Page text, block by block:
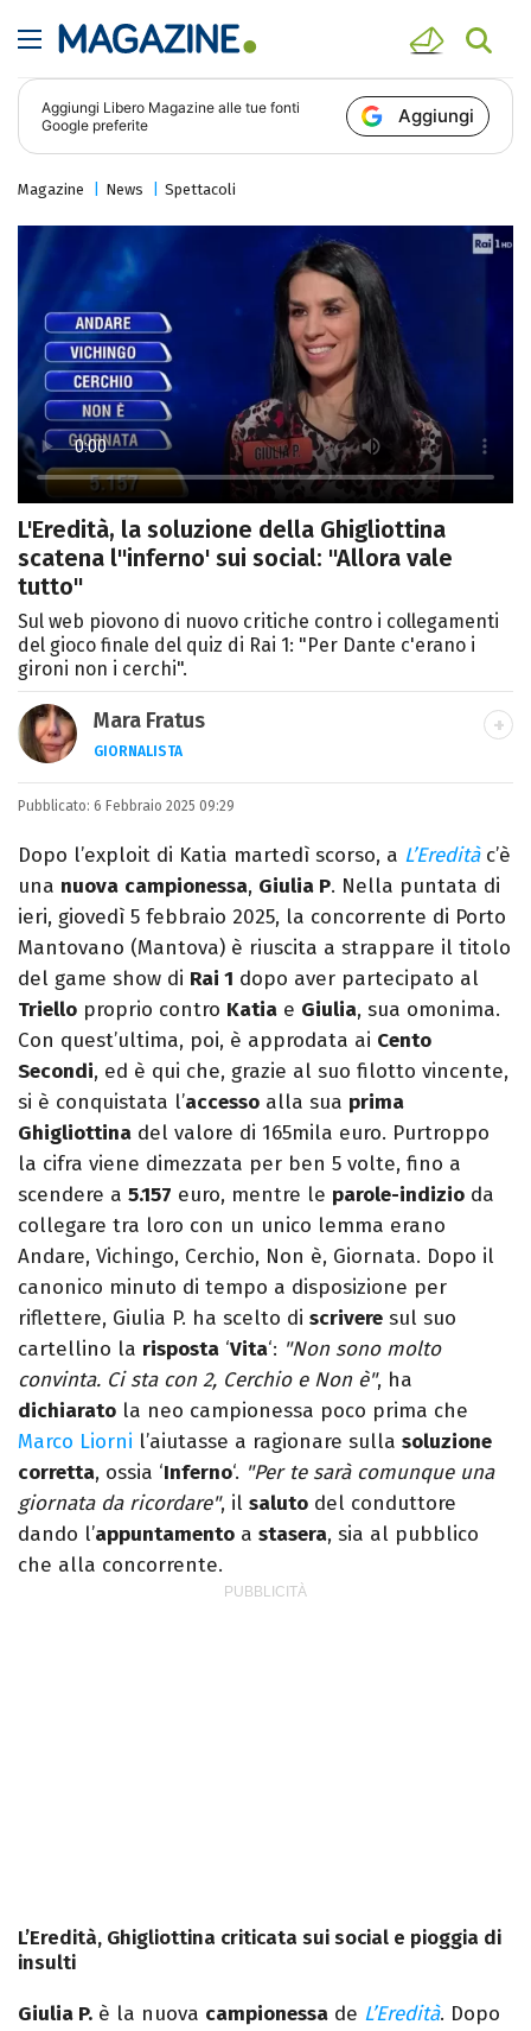
Aggiungi Libero Magazine alle tue fonti
Google preferite
Aggiungi
Magazine News Spettacoli
L'Eredità, la soluzione della Ghigliottina
scatena l''inferno' sui social: "Allora vale
tutto"
Sul web piovono di nuovo critiche contro i collegamenti
del gioco finale del quiz di Rai 1: "Per Dante c'erano i
gironi non i cerchi".
Mara Fratus
GIORNALISTA
Nella mia vita non possono mancare, il
sul comodino, insieme a un romanzo di
Zafon.
Pubblicato: 6 Febbraio 2025 09:29
Dopo l’exploit di Katia martedì scorso, a L’Eredità c’è
una nuova campionessa, Giulia P. Nella puntata di
ieri, giovedì 5 febbraio 2025, la concorrente di Porto
Mantovano (Mantova) è riuscita a strappare il titolo
del game show di Rai 1 dopo aver partecipato al
Triello proprio contro Katia e Giulia, sua omonima.
Con quest’ultima, poi, è approdata ai Cento
Secondi, ed è qui che, grazie al suo filotto vincente,
si è conquistata l’accesso alla sua prima
Ghigliottina del valore di 165mila euro. Purtroppo
la cifra viene dimezzata per ben 5 volte, fino a
scendere a 5.157 euro, mentre le parole-indizio da
collegare tra loro con un unico lemma erano
Andare, Vichingo, Cerchio, Non è, Giornata. Dopo il
canonico minuto di tempo a disposizione per
riflettere, Giulia P. ha scelto di scrivere sul suo
cartellino la risposta ‘Vita‘: "Non sono molto
convinta. Ci sta con 2, Cerchio e Non è", ha
dichiarato la neo campionessa poco prima che
Marco Liorni l’aiutasse a ragionare sulla soluzione
corretta, ossia ‘Inferno‘. "Per te sarà comunque una
giornata da ricordare", il saluto del conduttore
dando l’appuntamento a stasera, sia al pubblico
che alla concorrente.
L’Eredità, Ghigliottina criticata sui social e pioggia di
insulti
Giulia P. è la nuova campionessa de L’Eredità. Dopo